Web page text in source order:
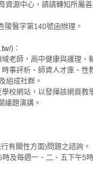
資源中心，請請轉知所屬善
醫字第140號函辦理。
)：
，高中健康與護理、輔
析、師資人才庫、性教
社群。
站，以發揮該網頁教學
題演講。
性方面)問題之諮詢。
週一、二、五下午5時